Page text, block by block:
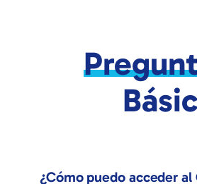
¿Cómo puedo acceder al